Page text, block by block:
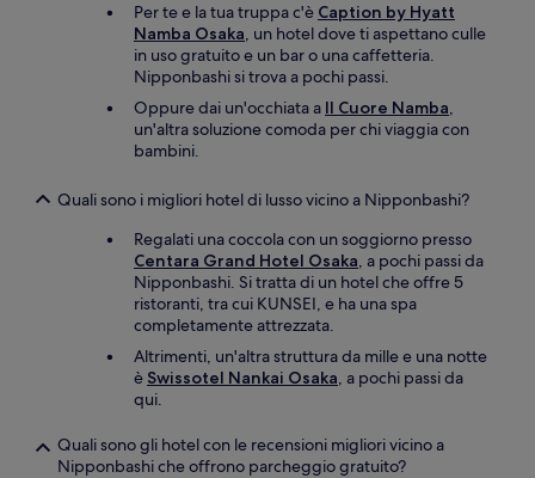
Per te e la tua truppa c'è Caption by Hyatt
Namba Osaka, un hotel dove ti aspettano culle
in uso gratuito e un bar o una caffetteria.
Nipponbashi si trova a pochi passi.
Oppure dai un'occhiata a Il Cuore Namba,
un'altra soluzione comoda per chi viaggia con
bambini.
Quali sono i migliori hotel di lusso vicino a Nipponbashi?
Regalati una coccola con un soggiorno presso
Centara Grand Hotel Osaka, a pochi passi da
Nipponbashi. Si tratta di un hotel che offre 5
ristoranti, tra cui KUNSEI, e ha una spa
completamente attrezzata.
Altrimenti, un'altra struttura da mille e una notte
è Swissotel Nankai Osaka, a pochi passi da
qui.
Quali sono gli hotel con le recensioni migliori vicino a
Nipponbashi che offrono parcheggio gratuito?